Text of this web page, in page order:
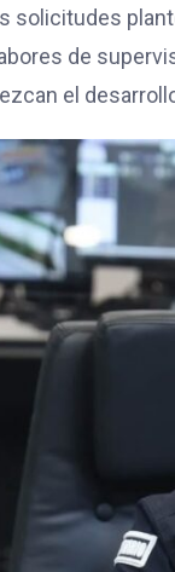
solicitudes
de
el